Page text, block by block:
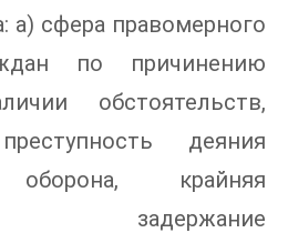
а) сфера правомерного
по причинению
обстоятельств,
деяния
оборона, крайняя
задержание